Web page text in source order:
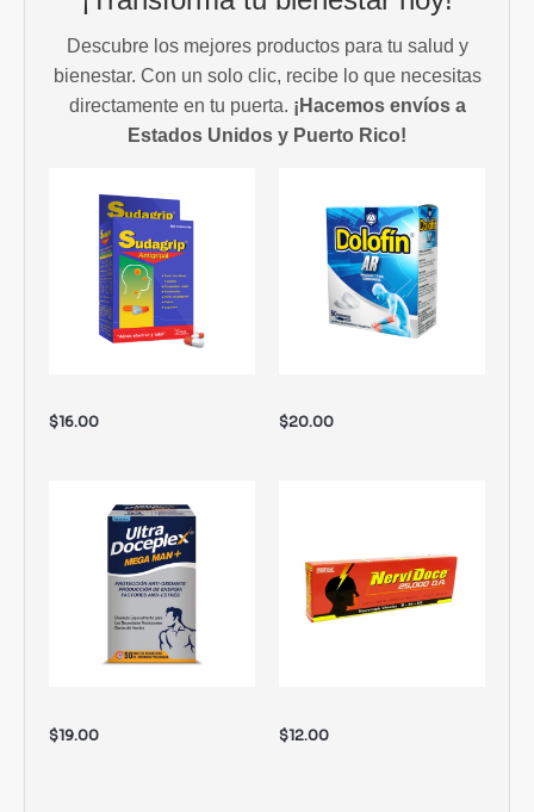
Descubre los mejores productos para tu salud y
bienestar. Con un solo clic, recibe lo que necesitas
directamente en tu puerta. ¡Hacemos envíos a
Estados Unidos y Puerto Rico!
$16.00 $20.00
$19.00 $12.00